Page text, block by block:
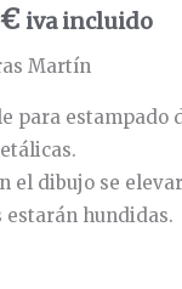
€ iva incluido
Martín
para estampado
el dibujo se
estarán hundidas.